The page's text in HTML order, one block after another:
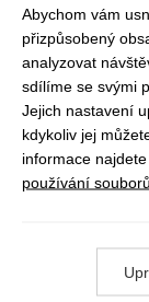
aktuální i
Registrujte
Abychom vám
přizpůsobený
analyzovat
sdílíme se svými
Jejich nastavení
kdykoliv jej
informace
používání